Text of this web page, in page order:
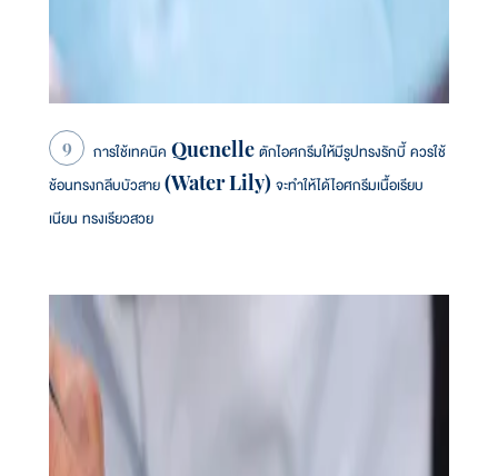
การใช้เทคนิค Quenelle ตักไอศกรีมให้มีรูปทรงรักบี้ ควรใช้
ช้อนทรงกลีบบัวสาย (Water Lily) จะทำให้ได้ไอศกรีมเนื้อเรียบ
เนียน ทรงเรียวสวย